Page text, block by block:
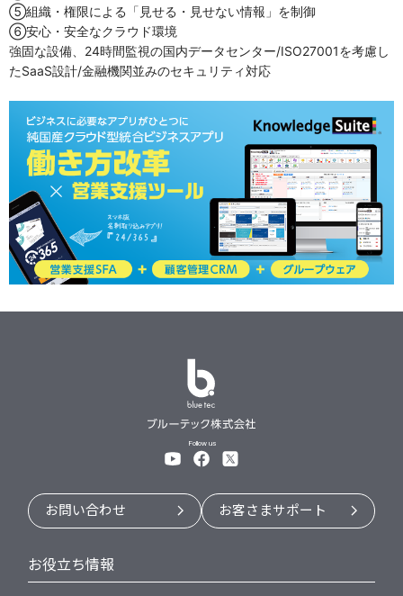
⑤組織・権限による「見せる・見せない情報」を制御
⑥安心・安全なクラウド環境
強固な設備、24時間監視の国内データセンター/ISO27001を考慮し
たSaaS設計/金融機関並みのセキュリティ対応
Follow us
お問い合わせ お客さまサポート
お役立ち情報